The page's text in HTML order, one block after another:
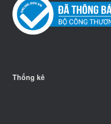
Thống kê